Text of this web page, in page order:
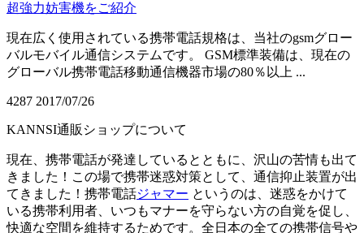
超強力妨害機をご紹介
現在広く使用されている携帯電話規格は、当社のgsmグロー
バルモバイル通信システムです。 GSM標準装備は、現在の
グローバル携帯電話移動通信機器市場の80％以上 ...
4287 2017/07/26
KANNSI通販ショップについて
現在、携帯電話が発達しているとともに、沢山の苦情も出て
きました！この場で携帯迷惑対策として、通信抑止装置が出
てきました！携帯電話ジャマー というのは、迷惑をかけて
いる携帯利用者、いつもマナーを守らない方の自覚を促し、
快適な空間を維持するためです。全日本の全ての携帯信号や